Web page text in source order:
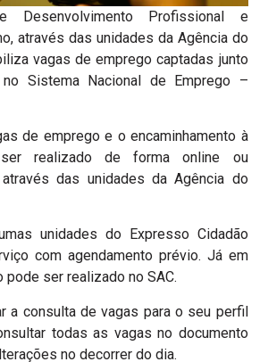
Desenvolvimento Profissional e
através das unidades da Agência do
vagas de emprego captadas junto
Sistema Nacional de Emprego –
de emprego e o encaminhamento à
realizado de forma online ou
através das unidades da Agência do
unidades do Expresso Cidadão
com agendamento prévio. Já em
ser realizado no SAC.
a consulta de vagas para o seu perfil
todas as vagas no documento
no decorrer do dia.